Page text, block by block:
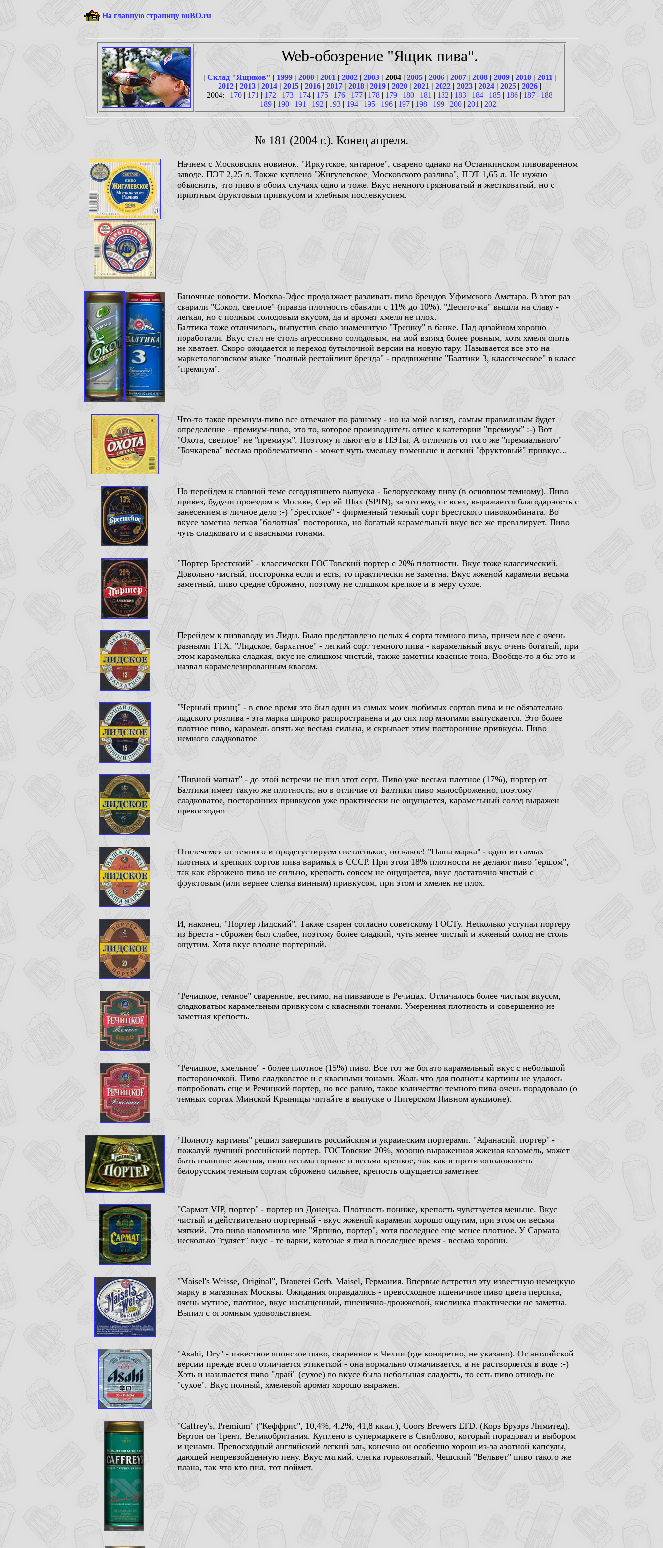
На главную страницу nuBO.ru
Web-обозрение "Ящик пива".
| Склад "Ящиков" | 1999| 2000| 2001 |2002| 2003| 2004 | 2005| 2006| 2007| 2008| 2009| 2010| 2011|
2012| 2013| 2014| 2015| 2016| 2017| 2018| 2019| 2020| 2021 | 2022| 2023| 2024| 2025| 2026|
| 2004: | 170 | 171 | 172 | 173 | 174 | 175 | 176|177 | 178 | 179 | 180 | 181 | 182 | 183 | 184 | 185 | 186 | 187 | 188 |
189| 190| 191 |192 | 193| 194| 195| 196| 197| 198| 199| 200| 201 | 202|
№ 181 (2004 г.). Конец апреля.
Начнем с Московских новинок. "Иркутское, янтарное", сварено однако на Останкинском пивоваренном
заводе. ПЭТ 2,25 л. Также куплено "Жигулевское, Московского разлива", ПЭТ 1,65 л. Не нужно
объяснять, что пиво в обоих случаях одно и тоже. Вкус немного грязноватый и жестковатый, но с
приятным фруктовым привкусом и хлебным послевкусием.
Баночные новости. Москва-Эфес продолжает разливать пиво брендов Уфимского Амстара. В этот раз
сварили "Сокол, светлое" (правда плотность сбавили с 11% до 10%). "Деситочка" вышла на славу -
легкая, но с полным солодовым вкусом, да и аромат хмеля не плох.
Балтика тоже отличилась, выпустив свою знаменитую "Трешку" в банке. Над дизайном хорошо
поработали. Вкус стал не столь агрессивно солодовым, на мой взгляд более ровным, хотя хмеля опять
не хватает. Скоро ожидается и переход бутылочной версии на новую тару. Называется все это на
маркетологовском языке "полный рестайлинг бренда" - продвижение "Балтики 3, классическое" в класс
"премиум".
Что-то такое премиум-пиво все отвечают по разному - но на мой взгляд, самым правильным будет
определение - премиум-пиво, это то, которое производитель отнес к категории "премиум" :-) Вот
"Охота, светлое" не "премиум". Поэтому и льют его в ПЭТы. А отличить от того же "премиального"
"Бочкарева" весьма проблематично - может чуть хмельку поменьше и легкий "фруктовый" привкус...
Но перейдем к главной теме сегодняшнего выпуска - Белорусскому пиву (в основном темному). Пиво
привез, будучи проездом в Москве, Сергей Ших (SPIN), за что ему, от всех, выражается благодарность с
занесением в личное дело :-) "Брестское" - фирменный темный сорт Брестского пивокомбината. Во
вкусе заметна легкая "болотная" посторонка, но богатый карамельный вкус все же превалирует. Пиво
чуть сладковато и с квасными тонами.
"Портер Брестский" - классически ГОСТовский портер с 20% плотности. Вкус тоже классический.
Довольно чистый, посторонка если и есть, то практически не заметна. Вкус жженой карамели весьма
заметный, пиво средне сброжено, поэтому не слишком крепкое и в меру сухое.
Перейдем к пизваводу из Лиды. Было представлено целых 4 сорта темного пива, причем все с очень
разными ТТХ. "Лидское, бархатное" - легкий сорт темного пива - карамельный вкус очень богатый, при
этом карамелька сладкая, вкус не слишком чистый, также заметны квасные тона. Вообще-то я бы это и
назвал карамелезированным квасом.
"Черный принц" - в свое время это был один из самых моих любимых сортов пива и не обязательно
лидского розлива - эта марка широко распространена и до сих пор многими выпускается. Это более
плотное пиво, карамель опять же весьма сильна, и скрывает этим посторонние привкусы. Пиво
немного сладковатое.
"Пивной магнат" - до этой встречи не пил этот сорт. Пиво уже весьма плотное (17%), портер от
Балтики имеет такую же плотность, но в отличие от Балтики пиво малосброженно, поэтому
сладковатое, посторонних привкусов уже практически не ощущается, карамельный солод выражен
превосходно.
Отвлечемся от темного и продегустируем светленькое, но какое! "Наша марка" - один из самых
плотных и крепких сортов пива варимых в СССР. При этом 18% плотности не делают пиво "ершом",
так как сброжено пиво не сильно, крепость совсем не ощущается, вкус достаточно чистый с
фруктовым (или вернее слегка винным) привкусом, при этом и хмелек не плох.
И, наконец, "Портер Лидский". Также сварен согласно советскому ГОСТу. Несколько уступал портеру
из Бреста - сброжен был слабее, поэтому более сладкий, чуть менее чистый и жженый солод не столь
ощутим. Хотя вкус вполне портерный.
"Речицкое, темное" сваренное, вестимо, на пивзаводе в Речицах. Отличалось более чистым вкусом,
сладковатым карамельным привкусом с квасными тонами. Умеренная плотность и совершенно не
заметная крепость.
"Речицкое, хмельное" - более плотное (15%) пиво. Все тот же богато карамельный вкус с небольшой
постороночкой. Пиво сладковатое и с квасными тонами. Жаль что для полноты картины не удалось
попробовать еще и Речицкий портер, но все равно, такое количество темного пива очень порадовало (о
темных сортах Минской Крыницы читайте в выпуске о Питерском Пивном аукционе).
"Полноту картины" решил завершить российским и украинским портерами. "Афанасий, портер" -
пожалуй лучший российский портер. ГОСТовские 20%, хорошо выраженная жженая карамель, может
быть излишне жженая, пиво весьма горькое и весьма крепкое, так как в противоположность
белорусским темным сортам сброжено сильнее, крепость ощущается заметнее.
"Сармат VIP, портер" - портер из Донецка. Плотность пониже, крепость чувствуется меньше. Вкус
чистый и действительно портерный - вкус жженой карамели хорошо ощутим, при этом он весьма
мягкий. Это пиво напомнило мне "Ярпиво, портер", хотя последнее еще менее плотное. У Сармата
несколько "гуляет" вкус - те варки, которые я пил в последнее время - весьма хороши.
"Maisel's Weisse, Original", Brauerei Gerb. Maisel, Германия. Впервые встретил эту известную немецкую
марку в магазинах Москвы. Ожидания оправдались - превосходное пшеничное пиво цвета персика,
очень мутное, плотное, вкус насыщенный, пшенично-дрожжевой, кислинка практически не заметна.
Выпил с огромным удовольствием.
"Asahi, Dry" - известное японское пиво, сваренное в Чехии (где конкретно, не указано). От английской
версии прежде всего отличается этикеткой - она нормально отмачивается, а не растворяется в воде :-)
Хоть и называется пиво "драй" (сухое) во вкусе была небольшая сладость, то есть пиво отнюдь не
"сухое". Вкус полный, хмелевой аромат хорошо выражен.
"Caffrey's, Premium" ("Кеффрис", 10,4%, 4,2%, 41,8 ккал.), Coors Brewers LTD. (Корз Бруэрз Лимитед),
Бертон он Трент, Великобритания. Куплено в супермаркете в Свиблово, который порадовал и выбором
и ценами. Превосходный английский легкий эль, конечно он особенно хорош из-за азотной капсулы,
дающей непревзойденную пену. Вкус мягкий, слегка горьковатый. Чешский "Вельвет" пиво такого же
плана, так что кто пил, тот поймет.